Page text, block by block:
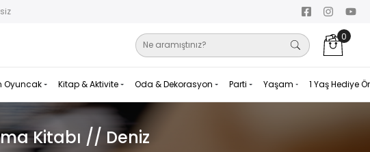
0
Oyuncak Kitap & Aktivite Oda & Dekorasyon Parti Yaşam 1 Yaş Hediye
Kitabı // Deniz